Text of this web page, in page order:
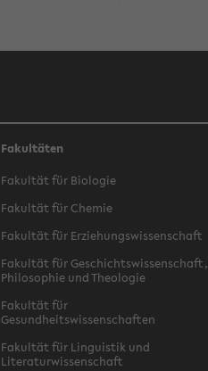
Fakultäten
Fakultät für Biologie
Fakultät für Chemie
Fakultät für Erziehungswissenschaft
Fakultät für Geschichtswissenschaft,
Philosophie und Theologie
Fakultät für
Gesundheitswissenschaften
Fakultät für Linguistik und
Literaturwissenschaft